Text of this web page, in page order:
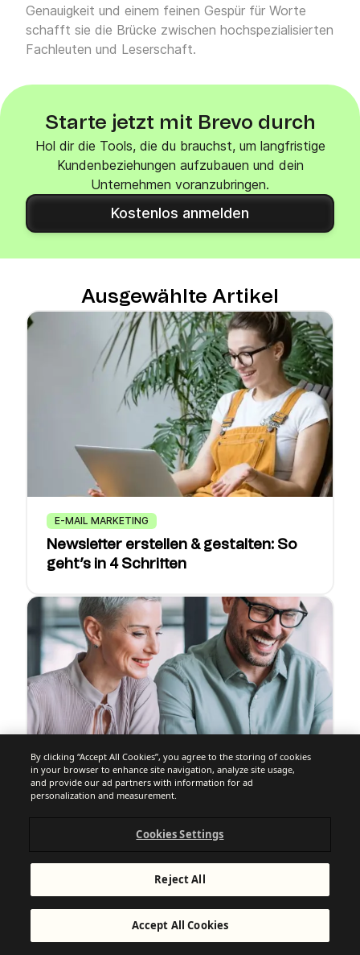
Genauigkeit und einem feinen Gespür für Worte
schafft sie die Brücke zwischen hochspezialisierten
Fachleuten und Leserschaft.
Starte jetzt mit Brevo durch
Hol dir die Tools, die du brauchst, um langfristige
Kundenbeziehungen aufzubauen und dein
Unternehmen voranzubringen.
Kostenlos anmelden
Ausgewählte Artikel
E-MAIL MARKETING
Newsletter erstellen & gestalten: So
geht’s in 4 Schritten
Marketing Automation erklärt:
By clicking “Accept All Cookies”, you agree to the storing of cookies
in your browser to enhance site navigation, analyze site usage,
and provide our ad partners with information for ad
personalization and measurement.
Cookies Settings
Reject All
Accept All Cookies